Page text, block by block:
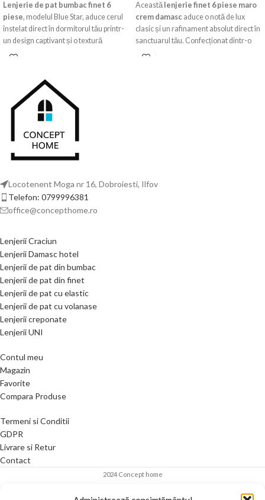
Lenjerie de pat bumbac finet 6
piese, modelul Blue Star, aduce cerul
înstelat direct în dormitorul tău printr-
un design captivant și o textură
incredibil de fină. Acest set complet
bumbac tratat special pentru a rezista
utilizării zilnice fără a-și pierde
catifelarea.
Această lenjerie finet 6 piese maro
crem damasc aduce o notă de lux
clasic și un rafinament absolut direct în
sanctuarul tău. Confecționat dintr-o
țesătură de bumbac finet premium,
Locotenent Moga nr 16, Dobroiesti, Ilfov
Telefon: 0799996381
office@concepthome.ro
Lenjerii Craciun
Lenjerii Damasc hotel
Lenjerii de pat din bumbac
Lenjerii de pat din finet
Lenjerii de pat cu elastic
Lenjerii de pat cu volanase
Lenjerii creponate
Lenjerii UNI
Contul meu
Magazin
Favorite
Compara Produse
Termeni si Conditii
GDPR
Livrare si Retur
Contact
2024 Concept home